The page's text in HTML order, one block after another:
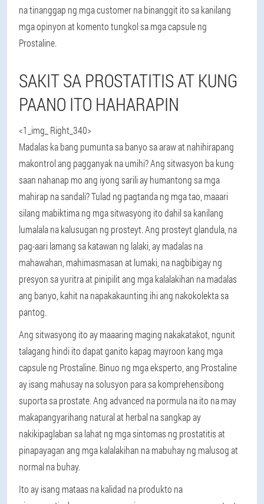
na tinanggap ng mga customer na binanggit ito sa kanilang
mga opinyon at komento tungkol sa mga capsule ng
Prostaline.
SAKIT SA PROSTATITIS AT KUNG
PAANO ITO HAHARAPIN
<1_img_ Right_340>
Madalas ka bang pumunta sa banyo sa araw at nahihirapang
makontrol ang pagganyak na umihi? Ang sitwasyon ba kung
saan nahanap mo ang iyong sarili ay humantong sa mga
mahirap na sandali? Tulad ng pagtanda ng mga tao, maaari
silang mabiktima ng mga sitwasyong ito dahil sa kanilang
lumalala na kalusugan ng prosteyt. Ang prosteyt glandula, na
pag-aari lamang sa katawan ng lalaki, ay madalas na
mahawahan, mahimasmasan at lumaki, na nagbibigay ng
presyon sa yuritra at pinipilit ang mga kalalakihan na madalas
ang banyo, kahit na napakakaunting ihi ang nakokolekta sa
pantog.
Ang sitwasyong ito ay maaaring maging nakakatakot, ngunit
talagang hindi ito dapat ganito kapag mayroon kang mga
capsule ng Prostaline. Binuo ng mga eksperto, ang Prostaline
ay isang mahusay na solusyon para sa komprehensibong
suporta sa prostate. Ang advanced na pormula na ito na may
makapangyarihang natural at herbal na sangkap ay
nakikipaglaban sa lahat ng mga sintomas ng prostatitis at
pinapayagan ang mga kalalakihan na mabuhay ng malusog at
normal na buhay.
Ito ay isang mataas na kalidad na produkto na